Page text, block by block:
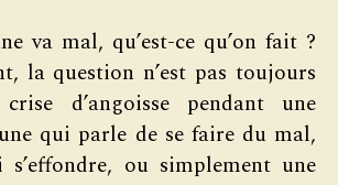
va mal, qu’est-ce qu’on fait ?
la question n’est pas toujours
d’angoisse pendant une
qui parle de se faire du mal,
s’effondre, ou simplement une